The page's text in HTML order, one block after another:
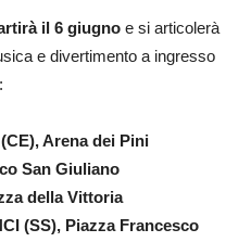
il 6 giugno e si articolerà
e divertimento a ingresso
Arena dei Pini
San Giuliano
della Vittoria
(SS), Piazza Francesco